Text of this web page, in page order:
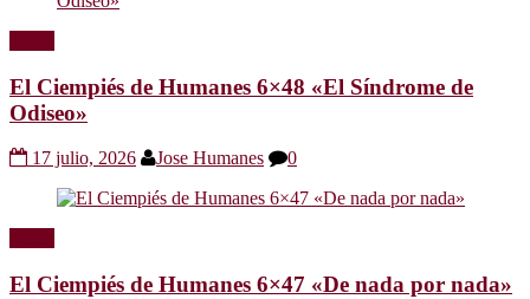
El Ciempiés de Humanes 6×48 «El Síndrome de
Odiseo»
17 julio, 2026 Jose Humanes 0
El Ciempiés de Humanes 6×47 «De nada por nada»